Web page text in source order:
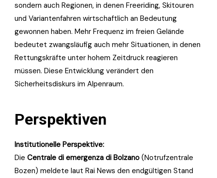
sondern auch Regionen, in denen Freeriding, Skitouren
und Variantenfahren wirtschaftlich an Bedeutung
gewonnen haben. Mehr Frequenz im freien Gelände
bedeutet zwangsläufig auch mehr Situationen, in denen
Rettungskräfte unter hohem Zeitdruck reagieren
müssen. Diese Entwicklung verändert den
Sicherheitsdiskurs im Alpenraum.
Perspektiven
Institutionelle Perspektive:
Die Centrale di emergenza di Bolzano (Notrufzentrale
Bozen) meldete laut Rai News den endgültigen Stand